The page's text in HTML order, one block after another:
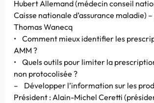
Hubert Allemand (médecin conseil
Caisse nationale d’assurance maladie)
Thomas Wanecq
• Comment mieux identifier les
AMM ?
• Quels outils pour limiter la
non protocolisée ?
– Développer l’information sur les
Président : Alain-Michel Ceretti